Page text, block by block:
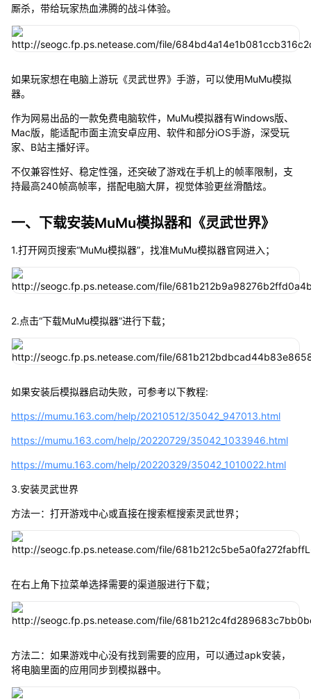
厮杀，带给玩家热血沸腾的战斗体验。
如果玩家想在电脑上游玩《灵武世界》手游，可以使用MuMu模拟
器。
作为网易出品的一款免费电脑软件，MuMu模拟器有Windows版、
Mac版，能适配市面主流安卓应用、软件和部分iOS手游，深受玩
家、B站主播好评。
不仅兼容性好、稳定性强，还突破了游戏在手机上的帧率限制，支
持最高240帧高帧率，搭配电脑大屏，视觉体验更丝滑酷炫。
一、下载安装MuMu模拟器和《灵武世界》
1.打开网页搜索“MuMu模拟器”，找准MuMu模拟器官网进入；
2.点击“下载MuMu模拟器”进行下载；
如果安装后模拟器启动失败，可参考以下教程:
https://mumu.163.com/help/20210512/35042_947013.html
https://mumu.163.com/help/20220729/35042_1033946.html
https://mumu.163.com/help/20220329/35042_1010022.html
3.安装灵武世界
方法一：打开游戏中心或直接在搜索框搜索灵武世界；
在右上角下拉菜单选择需要的渠道服进行下载；
方法二：如果游戏中心没有找到需要的应用，可以通过apk安装，
将电脑里面的应用同步到模拟器中。